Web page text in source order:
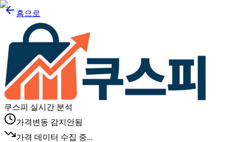
홈으로
쿠스피 실시간 분석
가격변동 감지안됨
가격 데이터 수집 중...